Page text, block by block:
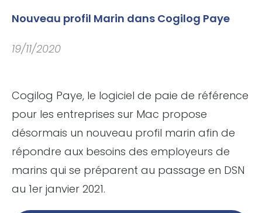
Nouveau profil Marin dans Cogilog Paye
19/11/2020
Cogilog Paye, le logiciel de paie de référence
pour les entreprises sur Mac propose
désormais un nouveau profil marin afin de
répondre aux besoins des employeurs de
marins qui se préparent au passage en DSN
au 1er janvier 2021.